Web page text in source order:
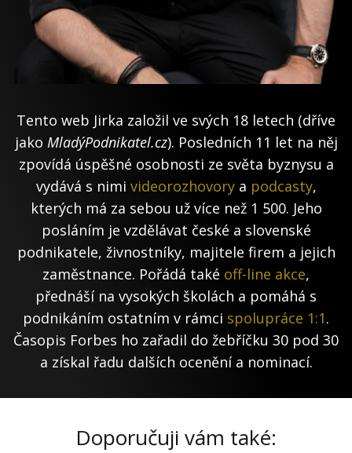
Tento web Jirka založil ve svých 18 letech (dříve
jako MladýPodnikatel.cz). Posledních 11 let na něj
zpovídá úspěšné osobnosti ze světa byznysu a
vydává s nimi videorozhovorya podcasty,
kterých má za sebou už více než 1 500. Jeho
posláním je vzdělávat české a slovenské
podnikatele, živnostníky, majitele firem a jejich
zaměstnance. Pořádá také off-line akce,
přednáší na vysokých školách a pomáhá s
podnikáním ostatním v rámci spolupráce 1:1.
Časopis Forbes ho zařadil do žebříčku 30 pod 30
a získal řadu dalších ocenění a nominací.
Doporučuji vám také: